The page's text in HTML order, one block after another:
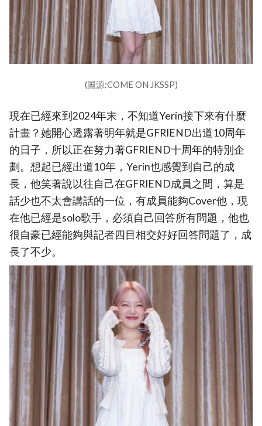
(圖源:COME ON JKSSP)
現在已經來到2024年末，不知道Yerin接下來有什麼
計畫？她開心透露著明年就是GFRIEND出道10周年
的日子，所以正在努力著GFRIEND十周年的特別企
劃。想起已經出道10年，Yerin也感覺到自己的成
長，他笑著說以往自己在GFRIEND成員之間，算是
話少也不太會講話的一位，有成員能夠Cover他，現
在他已經是solo歌手，必須自己回答所有問題，他也
很自豪已經能夠與記者四目相交好好回答問題了，成
長了不少。